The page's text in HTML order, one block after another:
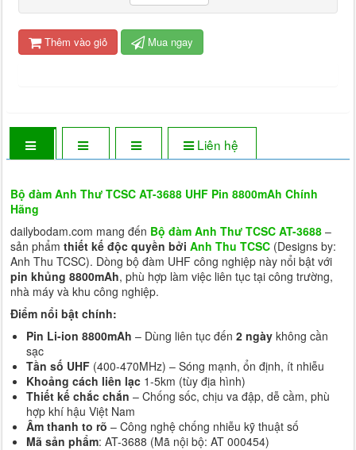
Thêm vào giỏ Mua ngay
Liên hệ
Bộ đàm Anh Thư TCSC AT-3688 UHF Pin 8800mAh Chính
Hãng
dailybodam.com mang đến Bộ đàm Anh Thư TCSC AT-3688 –
sản phẩmthiết kế độc quyền bởiAnh Thu TCSC (Designs by:
Anh Thu TCSC). Dòng bộ đàm UHF công nghiệp này nổi bật với
pin khủng 8800mAh, phù hợp làm việc liên tục tại công trường,
nhà máy và khu công nghiệp.
Điểm nổi bật chính:
Pin Li-ion 8800mAh – Dùng liên tục đến2 ngày không cần
sạc
Tần số UHF (400-470MHz) – Sóng mạnh, ổn định, ít nhiễu
Khoảng cách liên lạc 1-5km (tùy địa hình)
Thiết kế chắc chắn – Chống sốc, chịu va đập, dễ cầm, phù
hợp khí hậu Việt Nam
Âm thanh to rõ – Công nghệ chống nhiễu kỹ thuật số
Mã sản phẩm: AT-3688 (Mã nội bộ: AT 000454)